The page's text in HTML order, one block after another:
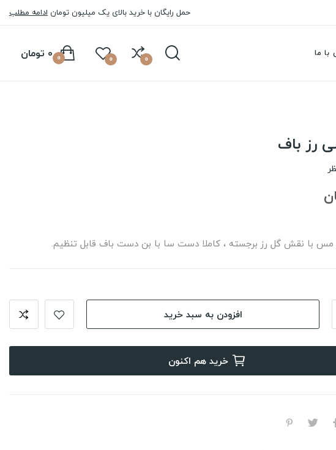
حمل رایگان با خرید بالای یک میلیون تومان ادامه مطلب
با ما 0
0 0 تومان 0
رز باف
مس با نقش گل رز برجسته ، کاملا دست سا با بن دست باف قابل تنظیم.
افزودن به سبد خرید
خرید هم اکنون